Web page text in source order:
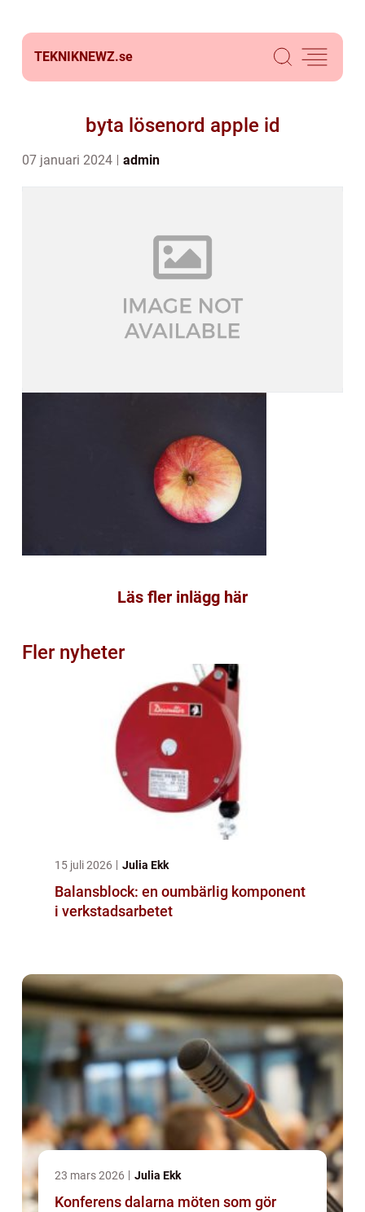
TEKNIKNEWZ.se
byta lösenord apple id
07 januari 2024 admin
Läs fler inlägg här
Fler nyheter
15 juli 2026 Julia Ekk
Balansblock: en oumbärlig komponent
i verkstadsarbetet
23 mars 2026 Julia Ekk
Konferens dalarna möten som gör